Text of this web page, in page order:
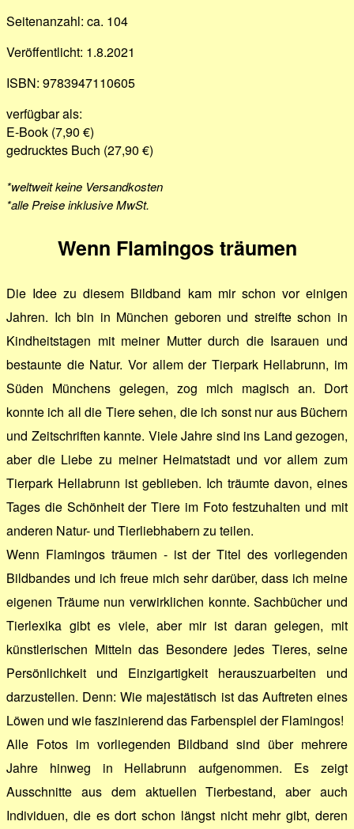
Seitenanzahl: ca. 104
Veröffentlicht: 1.8.2021
ISBN: 9783947110605
verfügbar als:
E-Book (7,90 €)
gedrucktes Buch (27,90 €)
*weltweit keine Versandkosten
*alle Preise inklusive MwSt.
Wenn Flamingos träumen
Die Idee zu diesem Bildband kam mir schon vor einigen
Jahren. Ich bin in München geboren und streifte schon in
Kindheitstagen mit meiner Mutter durch die Isarauen und
bestaunte die Natur. Vor allem der Tierpark Hellabrunn, im
Süden Münchens gelegen, zog mich magisch an. Dort
konnte ich all die Tiere sehen, die ich sonst nur aus Büchern
und Zeitschriften kannte. Viele Jahre sind ins Land gezogen,
aber die Liebe zu meiner Heimatstadt und vor allem zum
Tierpark Hellabrunn ist geblieben. Ich träumte davon, eines
Tages die Schönheit der Tiere im Foto festzuhalten und mit
anderen Natur- und Tierliebhabern zu teilen.
Wenn Flamingos träumen - ist der Titel des vorliegenden
Bildbandes und ich freue mich sehr darüber, dass ich meine
eigenen Träume nun verwirklichen konnte. Sachbücher und
Tierlexika gibt es viele, aber mir ist daran gelegen, mit
künstlerischen Mitteln das Besondere jedes Tieres, seine
Persönlichkeit und Einzigartigkeit herauszuarbeiten und
darzustellen. Denn: Wie majestätisch ist das Auftreten eines
Löwen und wie faszinierend das Farbenspiel der Flamingos!
Alle Fotos im vorliegenden Bildband sind über mehrere
Jahre hinweg in Hellabrunn aufgenommen. Es zeigt
Ausschnitte aus dem aktuellen Tierbestand, aber auch
Individuen, die es dort schon längst nicht mehr gibt, deren